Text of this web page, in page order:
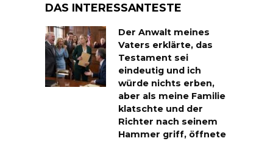
DAS INTERESSANTESTE
Der Anwalt meines
Vaters erklärte, das
Testament sei
eindeutig und ich
würde nichts erben,
aber als meine Familie
klatschte und der
Richter nach seinem
Hammer griff, öffnete